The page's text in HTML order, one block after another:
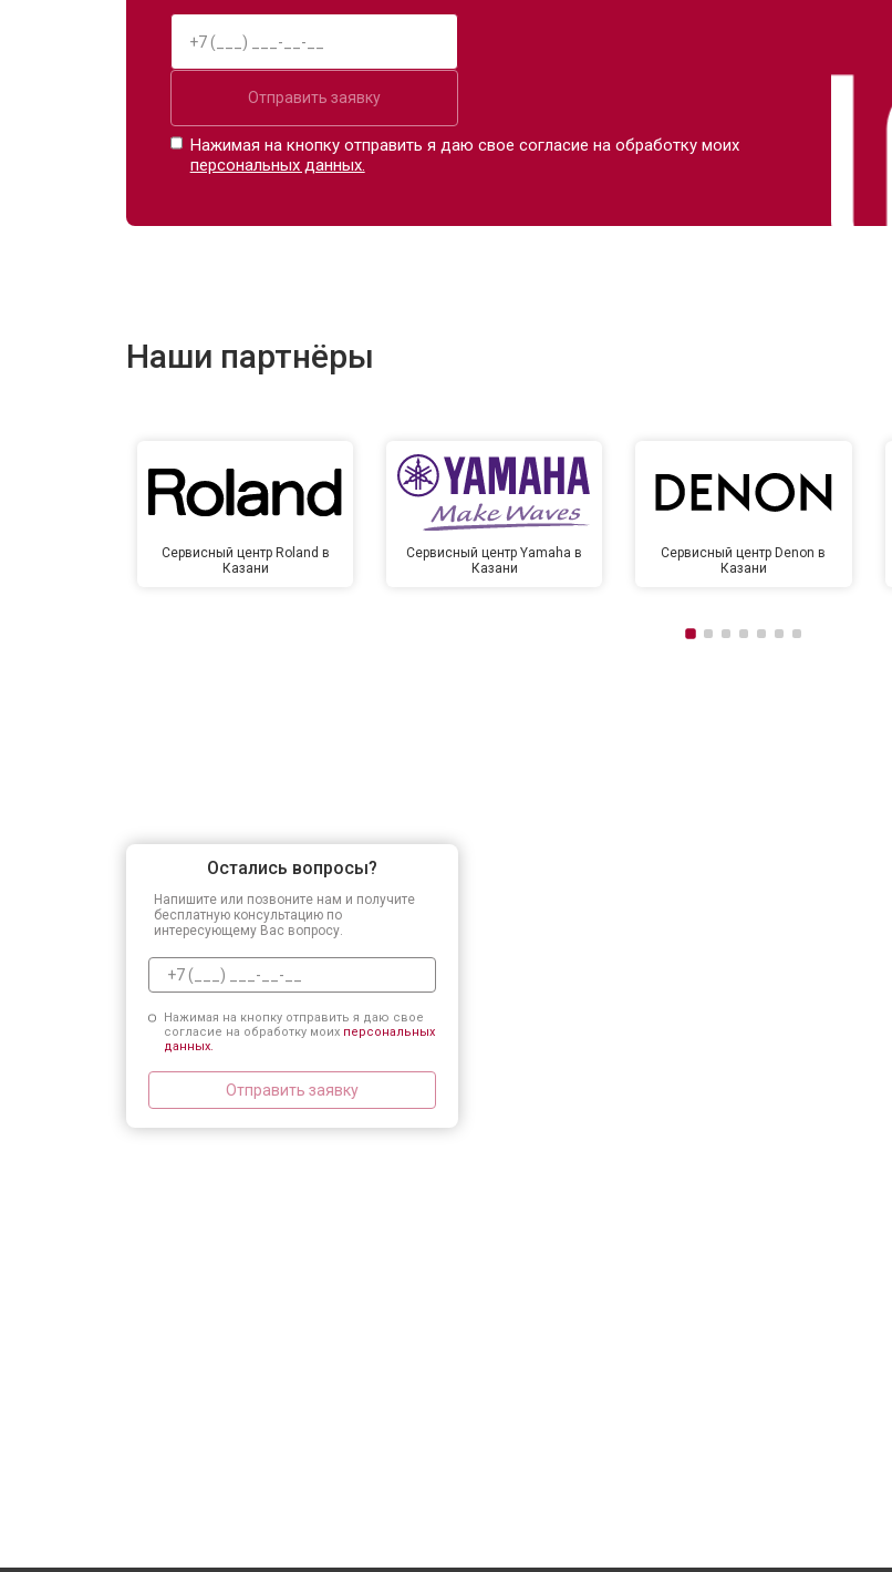
Отправить заявку
Нажимая на кнопку отправить я даю свое согласие на обработку моих
персональных данных.
Наши партнёры
Сервисный центр Roland в
Казани
Сервисный центр Yamaha в
Казани
Сервисный центр Denon в
Казани
Остались вопросы?
Напишите или позвоните нам и получите
бесплатную консультацию по
интересующему Вас вопросу.
Нажимая на кнопку отправить я даю свое
согласие на обработку моих персональных
данных.
Отправить заявку